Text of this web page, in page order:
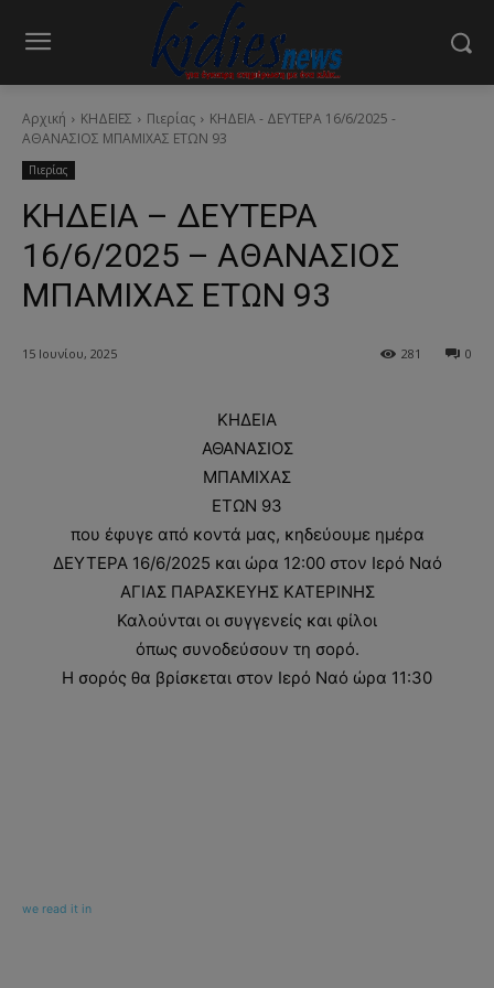
Αρχική ΚΗΔΕΙΕΣ Πιερίας
ΚΗΔΕΙΑ - ΔΕΥΤΕΡΑ 16/6/2025 -
ΑΘΑΝΑΣΙΟΣ ΜΠΑΜΙΧΑΣ ΕΤΩΝ 93
Πιερίας
ΚΗΔΕΙΑ – ΔΕΥΤΕΡΑ
16/6/2025 – ΑΘΑΝΑΣΙΟΣ
ΜΠΑΜΙΧΑΣ ΕΤΩΝ 93
15 Ιουνίου, 2025 0
281
ΚΗΔΕΙΑ
ΑΘΑΝΑΣΙΟΣ
ΜΠΑΜΙΧΑΣ
ΕΤΩΝ 93
που έφυγε από κοντά μας, κηδεύουμε ημέρα
ΔΕΥΤΕΡΑ 16/6/2025 και ώρα 12:00 στον Ιερό Ναό
ΑΓΙΑΣ ΠΑΡΑΣΚΕΥΗΣ ΚΑΤΕΡΙΝΗΣ
Καλούνται οι συγγενείς και φίλοι
όπως συνοδεύσουν τη σορό.
Η σορός θα βρίσκεται στον Ιερό Ναό ώρα 11:30
we read it in